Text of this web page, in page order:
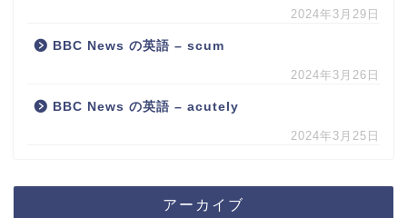
2024年3月29日
BBC News の英語 – scum
2024年3月26日
BBC News の英語 – acutely
2024年3月25日
アーカイブ